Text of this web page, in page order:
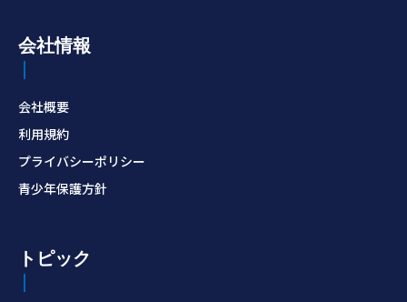
会社情報
会社概要
利用規約
プライバシーポリシー
青少年保護方針
トピック